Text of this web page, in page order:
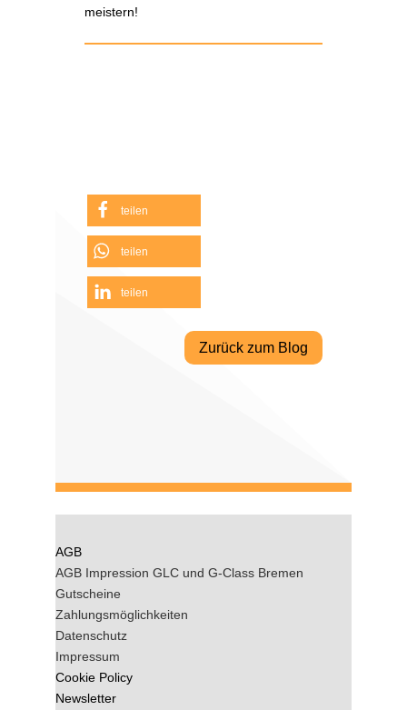
meistern!
teilen
teilen
teilen
Zurück zum Blog
AGB
AGB Impression GLC und G-Class Bremen
Gutscheine
Zahlungsmöglichkeiten
Datenschutz
Impressum
Cookie Policy
Newsletter